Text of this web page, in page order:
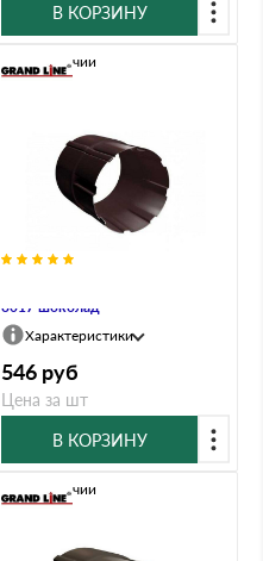
В КОРЗИНУ
8017 шоколад
В наличии
Характеристики
546 руб
Цена за шт
В КОРЗИНУ
В наличии